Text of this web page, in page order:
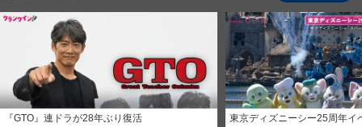
『GTO』連ドラが28年ぶり復活 東京ディズニーシー25周年イ